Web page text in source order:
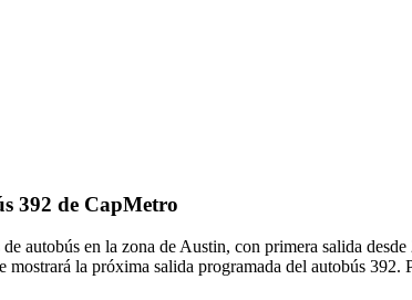
392 de CapMetro
autobús en la zona de Austin, con primera salida
mostrará la próxima salida programada del autobús